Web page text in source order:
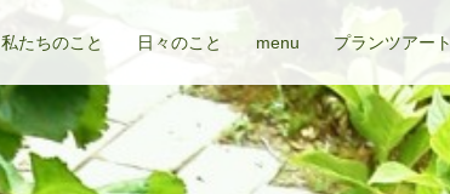
私たちのこと 日々のこと menu プランツアート